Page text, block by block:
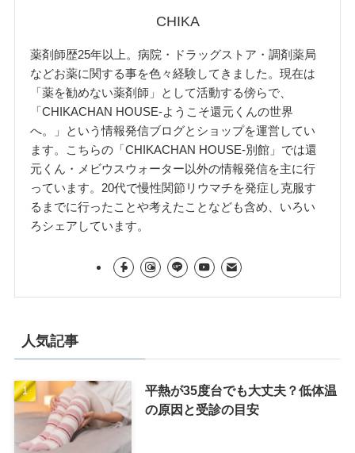
CHIKA
薬剤師歴25年以上。病院・ドラッグストア・調剤薬局
などお薬に関する事を色々経験してきました。現在は
「薬を勧めない薬剤師」として活動する傍らで、
「CHIKACHAN HOUSE-ようこそ還元くんの世界
へ。」という情報発信ブログとショップを運営してい
ます。こちらの「CHIKACHAN HOUSE-別館」では還
元くん・メビウスウォーター以外の情報発信を主に行
っています。20代で慢性関節リウマチを発症し克服す
るまでに行ったことや考えたことなども含め、いろい
ろシェアしています。
人気記事
平熱が35度台でも大丈夫？低体温
の原因と受診の目安